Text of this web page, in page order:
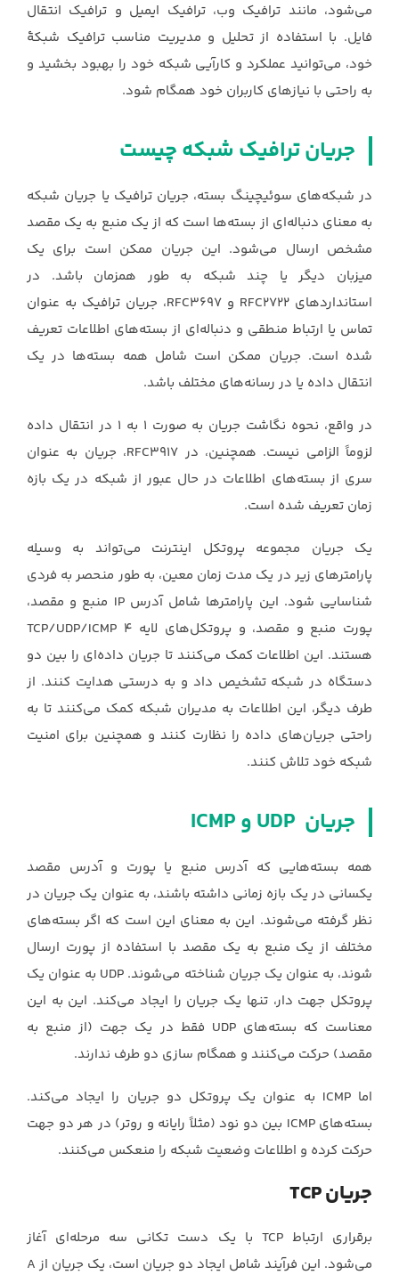
می‌شود، مانند ترافیک وب، ترافیک ایمیل و ‏ترافیک انتقال
فایل. با استفاده از تحليل و مدیريت مناسب ترافيك شبكۀ
خود، می‌توانيد عملكرد و ‏كارآيي شبكه خود را بهبود بخشید و
به راحتی با نيازهای کاربران خود همگام شود.‏
جریان ترافیک شبکه چیست
در شبکه‌های سوئیچینگ بسته، جریان ترافیک یا جریان شبکه
به معنای دنباله‌ای از بسته‌ها است که ‏از یک منبع به یک مقصد
مشخص ارسال می‌شود. این جریان ممکن است برای یک
میزبان دیگر ‏یا چند شبکه به طور همزمان باشد. در
استانداردهای ‏RFC2722‎‏ و ‏RFC3697‎، جریان ترافیک به ‏عنوان
تماس یا ارتباط منطقی و دنباله‌ای از بسته‌های اطلاعات تعریف
شده است. جریان ممکن ‏است شامل همه بسته‌ها در یک
انتقال داده یا در رسانه‌های مختلف باشد.
در واقع، نحوه نگاشت ‏جریان به صورت 1 به 1 در انتقال داده
لزوماً الزامی نیست. همچنین، در ‏RFC3917‎، جریان به ‏عنوان
سری از بسته‌های اطلاعات در حال عبور از شبکه در یک بازه
زمان تعریف شده است.‏
یک جریان مجموعه پروتکل اینترنت می‌تواند به وسیله
پارامترهای زیر در یک مدت زمان معین، ‏به ‌طور منحصر به‌ فردی
شناسایی شود. این پارامترها شامل آدرس ‏IP‏ منبع و مقصد،
پورت منبع و ‏مقصد، و پروتکل‌های لایه 4‏TCP/UDP/ICMP ‎
هستند. این اطلاعات کمک می‌کنند تا جریان ‏داده‌ای را بین دو
دستگاه در شبکه تشخیص داد و به درستی هدایت کنند. از
طرف دیگر، این ‏اطلاعات به مدیران شبکه کمک می‌کنند تا به
راحتی جریان‌های داده را نظارت کنند و همچنین ‏برای امنیت
شبکه خود تلاش کنند.‏
جریان ‏UDP ‎‏ و ‏ICMP‏ ‏
همه بسته‌هایی که آدرس منبع یا پورت و آدرس مقصد
یکسانی در یک بازه زمانی داشته باشند، به ‏عنوان یک جریان در
نظر گرفته می‌شوند. این به معنای این است که اگر بسته‌های
مختلف از یک ‏منبع به یک مقصد با استفاده از پورت ارسال
شوند، به عنوان یک جریان شناخته می‌شوند.‏ UDP‏ به عنوان یک
پروتکل جهت دار، تنها یک جریان را ایجاد می‌کند. این به این
معناست که ‏بسته‌های ‏UDP‏ فقط در یک جهت (از منبع به
مقصد) حرکت می‌کنند و همگام سازی دو طرف ‏ندارند.‏
اما ‏ICMP‏ به عنوان یک پروتکل دو جريان را ايجاد می‌كند.
بسته‌های ‏ICMP‏ بین دو نود (مثلاً ‏رایانه و روتر) در هر دو جهت
حركت كرده و اطلاعات وضعيت شبكه را منعكس می‌كنند.‏
جریان ‏TCP‏ ‏
برقراری ارتباط ‏TCP‏ با یک دست تکانی سه مرحله‌ای آغاز